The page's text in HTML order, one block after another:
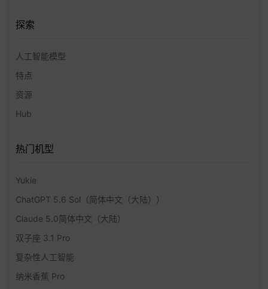
探索
人工智能模型
特点
资源
Hub
热门机型
Yukie
ChatGPT 5.6 Sol（简体中文（大陆））
Claude 5.0简体中文（大陆）
双子座 3.1 Pro
复杂性人工智能
纳米香蕉 Pro